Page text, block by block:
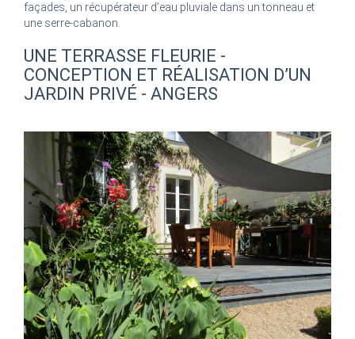
façades, un récupérateur d’eau pluviale dans un tonneau et
une serre-cabanon.
UNE TERRASSE FLEURIE -
CONCEPTION ET RÉALISATION D’UN
JARDIN PRIVÉ - ANGERS